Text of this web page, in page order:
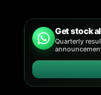
Get stock
Quarterly